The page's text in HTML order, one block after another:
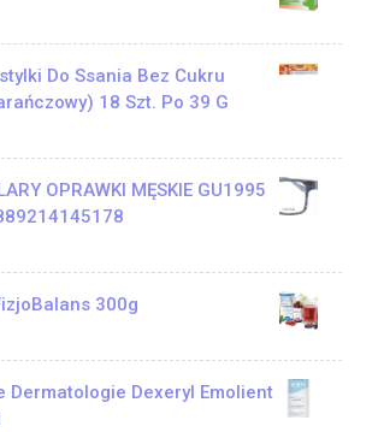
Do Ssania Bez Cukru
18 Szt. Po 39 G
OPRAWKI MĘSKIE GU1995
300g
Dermatologie Dexeryl Emolient